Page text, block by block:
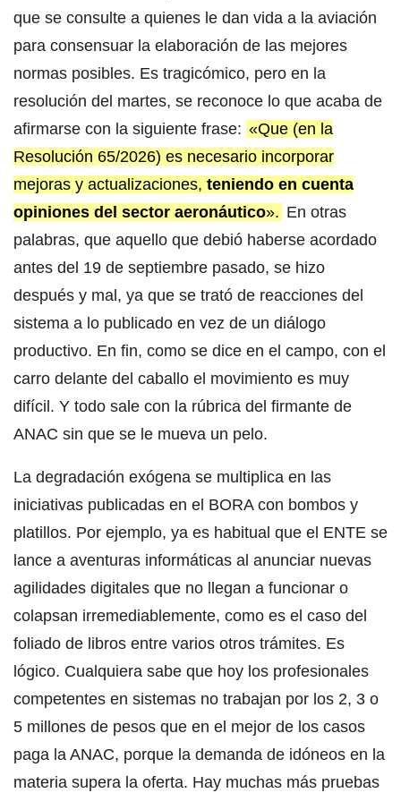
que se consulte a quienes le dan vida a la aviación
para consensuar la elaboración de las mejores
normas posibles. Es tragicómico, pero en la
resolución del martes, se reconoce lo que acaba de
afirmarse con la siguiente frase: «Que (en la
Resolución 65/2026) es necesario incorporar
mejoras y actualizaciones, teniendo en cuenta
opiniones del sector aeronáutico». En otras
palabras, que aquello que debió haberse acordado
antes del 19 de septiembre pasado, se hizo
después y mal, ya que se trató de reacciones del
sistema a lo publicado en vez de un diálogo
productivo. En fin, como se dice en el campo, con el
carro delante del caballo el movimiento es muy
difícil. Y todo sale con la rúbrica del firmante de
ANAC sin que se le mueva un pelo.
La degradación exógena se multiplica en las
iniciativas publicadas en el BORA con bombos y
platillos. Por ejemplo, ya es habitual que el ENTE se
lance a aventuras informáticas al anunciar nuevas
agilidades digitales que no llegan a funcionar o
colapsan irremediablemente, como es el caso del
foliado de libros entre varios otros trámites. Es
lógico. Cualquiera sabe que hoy los profesionales
competentes en sistemas no trabajan por los 2, 3 o
5 millones de pesos que en el mejor de los casos
paga la ANAC, porque la demanda de idóneos en la
materia supera la oferta. Hay muchas más pruebas